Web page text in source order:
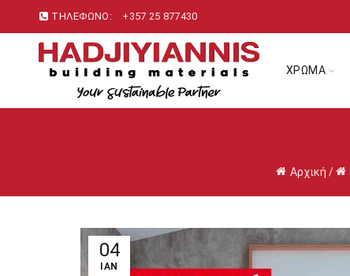
ΤΗΛΕΦΩΝΟ: +357 25 877430
ΧΡΩΜΑ
Αρχική /
04
ΙΑΝ